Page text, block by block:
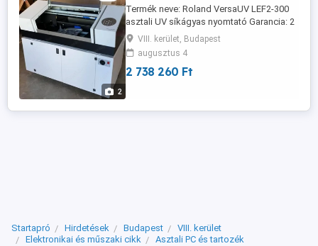
2
Termék neve: Roland VersaUV LEF2-300
asztali UV síkágyas nyomtató Garancia: 2
év garancia. Ár: 8 100,00 USD Minimális
rendelési mennyiség: 1 WhatsApp: és
+16122204201
VIII. kerület, Budapest
augusztus 4
2 738 260 Ft
Startapró Hirdetések Budapest
VIII. kerület
Elektronikai és műszaki cikk
Asztali PC és tartozék